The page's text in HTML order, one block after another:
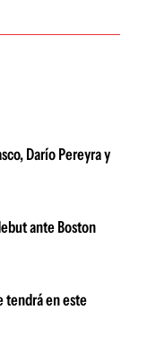
Darío Pereyra y
ante Boston
tendrá en este